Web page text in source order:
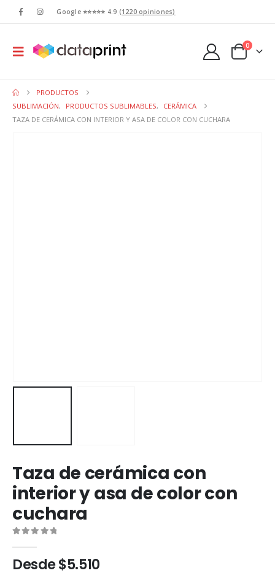
Google ⭐⭐⭐⭐⭐ 4.9 (1220 opiniones)
0
PRODUCTOS
SUBLIMACIÓN, PRODUCTOS SUBLIMABLES,
CERÁMICA
TAZA DE CERÁMICA CON INTERIOR Y ASA DE COLOR CON CUCHARA
Taza de cerámica con
interior y asa de color con
cuchara
Desde$5.510